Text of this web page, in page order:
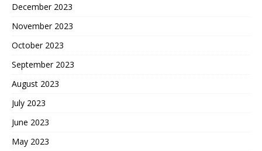
December 2023
November 2023
October 2023
September 2023
August 2023
July 2023
June 2023
May 2023